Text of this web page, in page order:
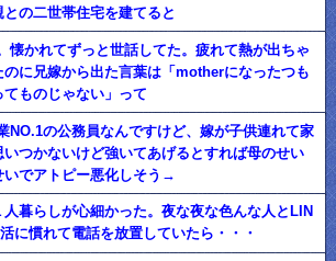
の二世帯住宅を建てると
懐かれてずっと世話してた。疲れて熱が出ちゃ
のに兄嫁から出た言葉は「motherになったつも
ものじゃない」って
NO.1の公務員なんですけど、嫁が子供連れて家
つかないけど強いてあげるとすれば母のせい
いでアトピー悪化しそう→
暮らしが心細かった。夜な夜な色んな人とLIN
に慣れて電話を放置していたら・・・